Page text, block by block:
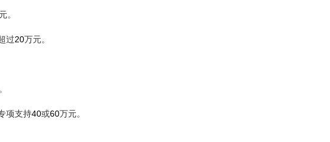
。
过20万元。
项支持40或60万元。